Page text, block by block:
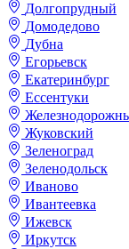
Долгопрудный
Домодедово
Дубна
Егорьевск
Екатеринбург
Ессентуки
Жуковский
Зеленоград
Зеленодольск
Иваново
Ивантеевка
Ижевск
Иркутск